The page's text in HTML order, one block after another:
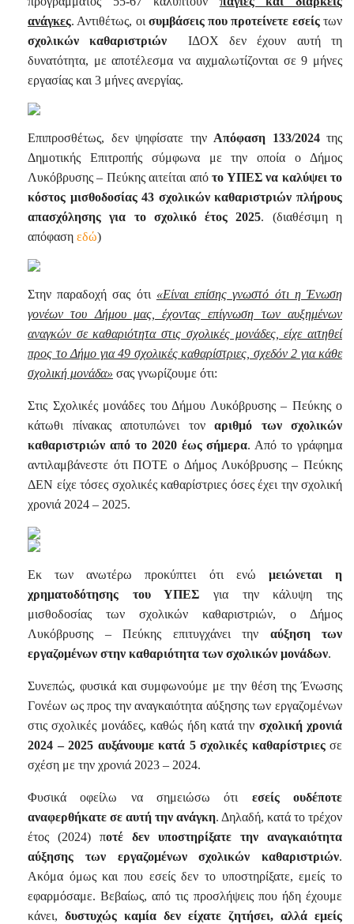
ανάγκες. Αντιθέτως, οι συμβάσεις που προτείνετε εσείςτων
σχολικών καθαριστριών
ΙΔΟΧ δεν έχουν αυτή τη
δυνατότητα, με αποτέλεσμα να αιχμαλωτίζονται σε 9 μήνες
εργασίας και 3 μήνες ανεργίας.
Επιπροσθέτως, δεν ψηφίσατε την Απόφαση 133/2024της
Δημοτικής Επιτροπής σύμφωνα με την οποία ο Δήμος
Λυκόβρυσης – Πεύκης αιτείται απότο ΥΠΕΣ να καλύψει το
κόστος μισθοδοσίας 43 σχολικών καθαριστριών πλήρους
απασχόλησης για το σχολικό έτος 2025. (διαθέσιμη η
απόφαση εδώ)
Στην παραδοχή σας ότι «Είναι επίσης γνωστό ότι η Ένωση
γονέων του Δήμου μας, έχοντας επίγνωση των αυξημένων
αναγκών σε καθαριότητα στις σχολικές μονάδες, είχε αιτηθεί
προς το Δήμο για 49 σχολικές καθαρίστριες, σχεδόν 2 για κάθε
σχολική μονάδα» σας γνωρίζουμε ότι:
Στις Σχολικές μονάδες του Δήμου Λυκόβρυσης – Πεύκης ο
κάτωθι πίνακας αποτυπώνει τον αριθμό των σχολικών
καθαριστριών από το 2020 έως σήμερα. Από το γράφημα
αντιλαμβάνεστε ότι ΠΟΤΕ ο Δήμος Λυκόβρυσης – Πεύκης
ΔΕΝ είχε τόσες σχολικές καθαρίστριες όσες έχει την σχολική
χρονιά 2024 – 2025.
Εκ των ανωτέρω προκύπτει ότι ενώ μειώνεται η
χρηματοδότησης του ΥΠΕΣ για την κάλυψη της
μισθοδοσίας των σχολικών καθαριστριών, ο Δήμος
Λυκόβρυσης – Πεύκης επιτυγχάνει την αύξηση των
εργαζομένων στην καθαριότητα των σχολικών μονάδων.
Συνεπώς, φυσικά και συμφωνούμε με την θέση της Ένωσης
Γονέων ως προς την αναγκαιότητα αύξησης των εργαζομένων
στις σχολικές μονάδες, καθώς ήδη κατά την σχολική χρονιά
2024 – 2025 αυξάνουμε κατά 5 σχολικές καθαρίστριεςσε
σχέση με την χρονιά 2023 – 2024.
Φυσικά οφείλω να σημειώσω ότι εσείς ουδέποτε
αναφερθήκατε σε αυτή την ανάγκη. Δηλαδή, κατά το τρέχον
έτος (2024) ποτέ δεν υποστηρίξατε την αναγκαιότητα
αύξησης των εργαζομένων σχολικών καθαριστριών.
Ακόμα όμως και που εσείς δεν το υποστηρίξατε, εμείς το
εφαρμόσαμε. Βεβαίως, από τις προσλήψεις που ήδη έχουμε
κάνει, δυστυχώς καμία δεν είχατε ζητήσει, αλλά εμείς